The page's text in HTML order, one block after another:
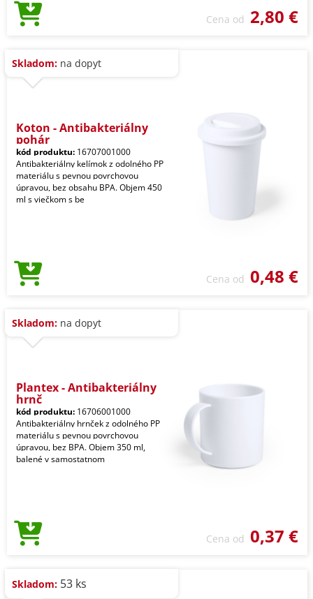
Cena od 2,80 €
Skladom: na dopyt
Koton - Antibakteriálny
pohár
kód produktu: 16707001000
Antibakteriálny kelímok z odolného PP
materiálu s pevnou povrchovou
úpravou, bez obsahu BPA. Objem 450
ml s viečkom s be
Cena od 0,48 €
Skladom: na dopyt
Plantex - Antibakteriálny
hrnč
kód produktu: 16706001000
Antibakteriálny hrnček z odolného PP
materiálu s pevnou povrchovou
úpravou, bez BPA. Objem 350 ml,
balené v samostatnom
Cena od 0,37 €
Skladom: 53 ks